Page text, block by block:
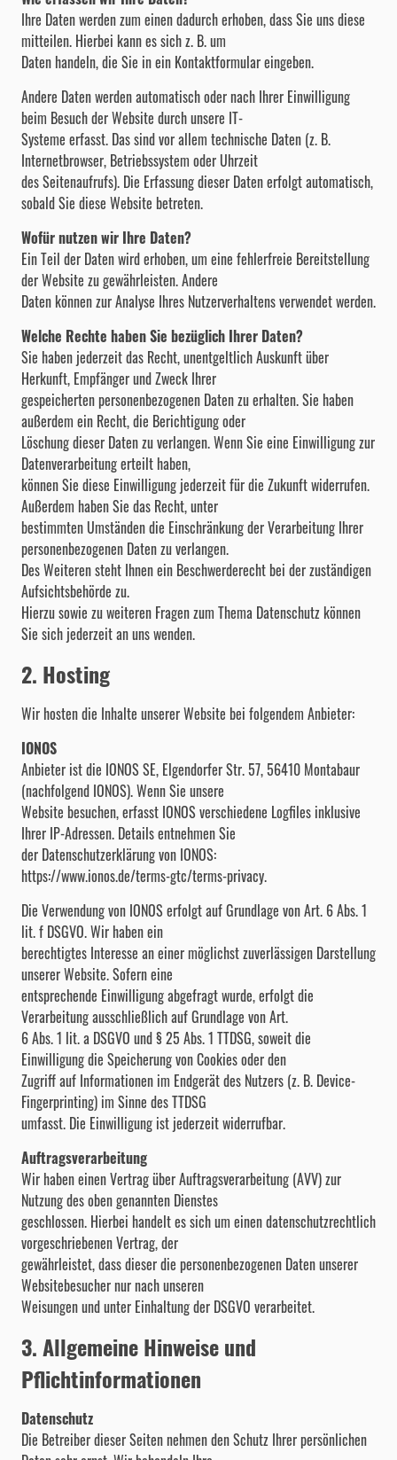
Ihre Daten werden zum einen dadurch erhoben, dass Sie uns diese
mitteilen. Hierbei kann es sich z. B. um
Daten handeln, die Sie in ein Kontaktformular eingeben.
Andere Daten werden automatisch oder nach Ihrer Einwilligung
beim Besuch der Website durch unsere IT-
Systeme erfasst. Das sind vor allem technische Daten (z. B.
Internetbrowser, Betriebssystem oder Uhrzeit
des Seitenaufrufs). Die Erfassung dieser Daten erfolgt automatisch,
sobald Sie diese Website betreten.
Wofür nutzen wir Ihre Daten?
Ein Teil der Daten wird erhoben, um eine fehlerfreie Bereitstellung
der Website zu gewährleisten. Andere
Daten können zur Analyse Ihres Nutzerverhaltens verwendet werden.
Welche Rechte haben Sie bezüglich Ihrer Daten?
Sie haben jederzeit das Recht, unentgeltlich Auskunft über
Herkunft, Empfänger und Zweck Ihrer
gespeicherten personenbezogenen Daten zu erhalten. Sie haben
außerdem ein Recht, die Berichtigung oder
Löschung dieser Daten zu verlangen. Wenn Sie eine Einwilligung zur
Datenverarbeitung erteilt haben,
können Sie diese Einwilligung jederzeit für die Zukunft widerrufen.
Außerdem haben Sie das Recht, unter
bestimmten Umständen die Einschränkung der Verarbeitung Ihrer
personenbezogenen Daten zu verlangen.
Des Weiteren steht Ihnen ein Beschwerderecht bei der zuständigen
Aufsichtsbehörde zu.
Hierzu sowie zu weiteren Fragen zum Thema Datenschutz können
Sie sich jederzeit an uns wenden.
2. Hosting
Wir hosten die Inhalte unserer Website bei folgendem Anbieter:
IONOS
Anbieter ist die IONOS SE, Elgendorfer Str. 57, 56410 Montabaur
(nachfolgend IONOS). Wenn Sie unsere
Website besuchen, erfasst IONOS verschiedene Logfiles inklusive
Ihrer IP-Adressen. Details entnehmen Sie
der Datenschutzerklärung von IONOS:
https://www.ionos.de/terms-gtc/terms-privacy.
Die Verwendung von IONOS erfolgt auf Grundlage von Art. 6 Abs. 1
lit. f DSGVO. Wir haben ein
berechtigtes Interesse an einer möglichst zuverlässigen Darstellung
unserer Website. Sofern eine
entsprechende Einwilligung abgefragt wurde, erfolgt die
Verarbeitung ausschließlich auf Grundlage von Art.
6 Abs. 1 lit. a DSGVO und § 25 Abs. 1 TTDSG, soweit die
Einwilligung die Speicherung von Cookies oder den
Zugriff auf Informationen im Endgerät des Nutzers (z. B. Device-
Fingerprinting) im Sinne des TTDSG
umfasst. Die Einwilligung ist jederzeit widerrufbar.
Auftragsverarbeitung
Wir haben einen Vertrag über Auftragsverarbeitung (AVV) zur
Nutzung des oben genannten Dienstes
geschlossen. Hierbei handelt es sich um einen datenschutzrechtlich
vorgeschriebenen Vertrag, der
gewährleistet, dass dieser die personenbezogenen Daten unserer
Websitebesucher nur nach unseren
Weisungen und unter Einhaltung der DSGVO verarbeitet.
3. Allgemeine Hinweise und
Pflichtinformationen
Datenschutz
Die Betreiber dieser Seiten nehmen den Schutz Ihrer persönlichen